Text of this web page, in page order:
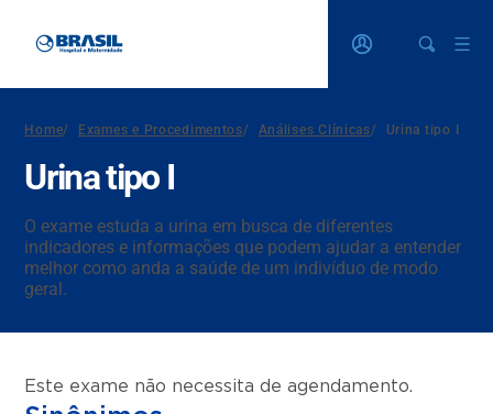
Home/ Exames e Procedimentos/ Análises Clínicas/ Urina tipo I
Urina tipo I
O exame estuda a urina em busca de diferentes
indicadores e informações que podem ajudar a entender
melhor como anda a saúde de um indivíduo de modo
geral.
Este exame não necessita de agendamento.